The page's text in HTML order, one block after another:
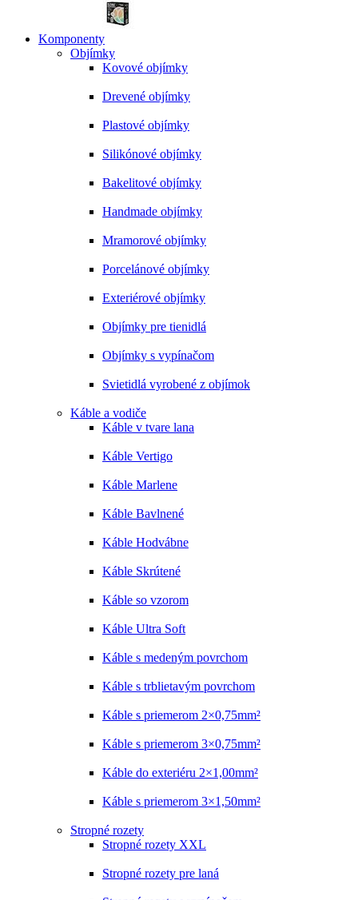
Komponenty
Objímky
Kovové objímky
Drevené objímky
Plastové objímky
Silikónové objímky
Bakelitové objímky
Handmade objímky
Mramorové objímky
Porcelánové objímky
Exteriérové objímky
Objímky pre tienidlá
Objímky s vypínačom
Svietidlá vyrobené z objímok
Káble a vodiče
Káble v tvare lana
Káble Vertigo
Káble Marlene
Káble Bavlnené
Káble Hodvábne
Káble Skrútené
Káble so vzorom
Káble Ultra Soft
Káble s medeným povrchom
Káble s trblietavým povrchom
Káble s priemerom 2×0,75mm²
Káble s priemerom 3×0,75mm²
Káble do exteriéru 2×1,00mm²
Káble s priemerom 3×1,50mm²
Stropné rozety
Stropné rozety XXL
Stropné rozety pre laná